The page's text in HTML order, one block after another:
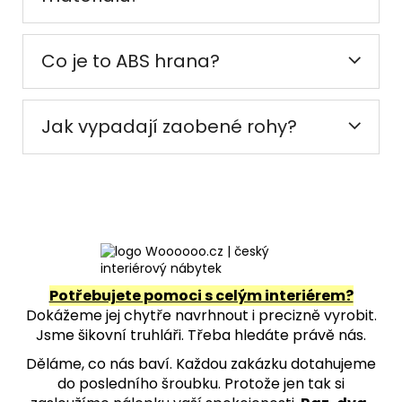
Co je to ABS hrana?
Jak vypadají zaobené rohy?
Potřebujete pomoci s celým interiérem?
Dokážeme jej chytře navrhnout i precizně vyrobit.
Jsme šikovní truhláři. Třeba hledáte právě nás.
Děláme, co nás baví. Každou zakázku dotahujeme
do posledního šroubku. Protože jen tak si